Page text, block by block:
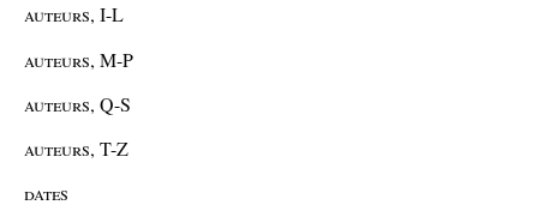
auteurs, I-L
auteurs, M-P
auteurs, Q-S
auteurs, T-Z
dates